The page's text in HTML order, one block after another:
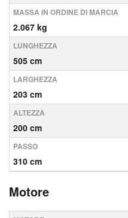
MASSA IN ORDINE DI MARCIA
2.067 kg
LUNGHEZZA
505 cm
LARGHEZZA
203 cm
ALTEZZA
200 cm
PASSO
310 cm
Motore